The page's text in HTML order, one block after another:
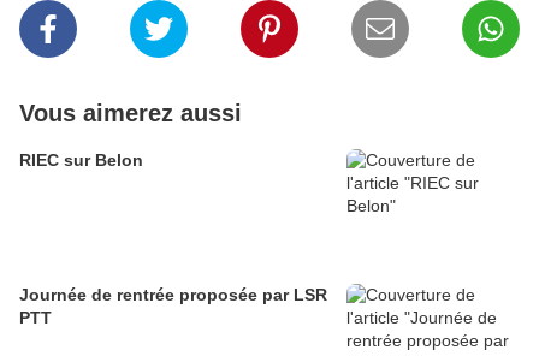
Vous aimerez aussi
RIEC sur Belon
Journée de rentrée proposée par LSR
PTT